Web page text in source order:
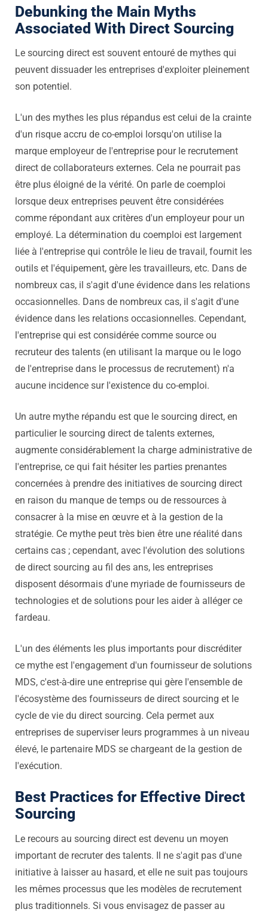
Debunking the Main Myths
Associated With Direct Sourcing
Le sourcing direct est souvent entouré de mythes qui
peuvent dissuader les entreprises d'exploiter pleinement
son potentiel.
L'un des mythes les plus répandus est celui de la crainte
d'un risque accru de co-emploi lorsqu'on utilise la
marque employeur de l'entreprise pour le recrutement
direct de collaborateurs externes. Cela ne pourrait pas
être plus éloigné de la vérité. On parle de coemploi
lorsque deux entreprises peuvent être considérées
comme répondant aux critères d'un employeur pour un
employé. La détermination du coemploi est largement
liée à l'entreprise qui contrôle le lieu de travail, fournit les
outils et l'équipement, gère les travailleurs, etc. Dans de
nombreux cas, il s'agit d'une évidence dans les relations
occasionnelles. Dans de nombreux cas, il s'agit d'une
évidence dans les relations occasionnelles. Cependant,
l'entreprise qui est considérée comme source ou
recruteur des talents (en utilisant la marque ou le logo
de l'entreprise dans le processus de recrutement) n'a
aucune incidence sur l'existence du co-emploi.
Un autre mythe répandu est que le sourcing direct, en
particulier le sourcing direct de talents externes,
augmente considérablement la charge administrative de
l'entreprise, ce qui fait hésiter les parties prenantes
concernées à prendre des initiatives de sourcing direct
en raison du manque de temps ou de ressources à
consacrer à la mise en œuvre et à la gestion de la
stratégie. Ce mythe peut très bien être une réalité dans
certains cas ; cependant, avec l'évolution des solutions
de direct sourcing au fil des ans, les entreprises
disposent désormais d'une myriade de fournisseurs de
technologies et de solutions pour les aider à alléger ce
fardeau.
L'un des éléments les plus importants pour discréditer
ce mythe est l'engagement d'un fournisseur de solutions
MDS, c'est-à-dire une entreprise qui gère l'ensemble de
l'écosystème des fournisseurs de direct sourcing et le
cycle de vie du direct sourcing. Cela permet aux
entreprises de superviser leurs programmes à un niveau
élevé, le partenaire MDS se chargeant de la gestion de
l'exécution.
Best Practices for Effective Direct
Sourcing
Le recours au sourcing direct est devenu un moyen
important de recruter des talents. Il ne s'agit pas d'une
initiative à laisser au hasard, et elle ne suit pas toujours
les mêmes processus que les modèles de recrutement
plus traditionnels. Si vous envisagez de passer au